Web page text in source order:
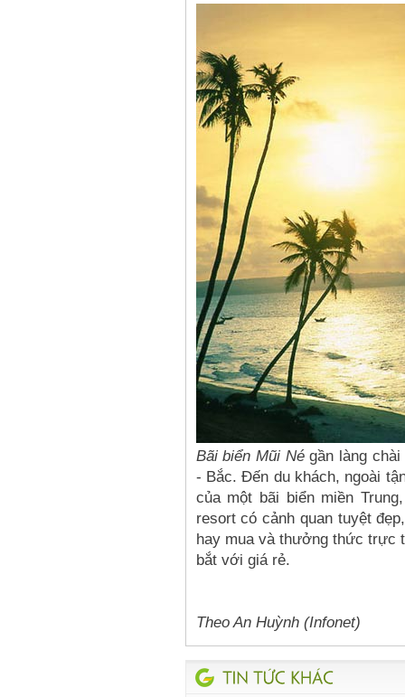
Bãi biển Mũi Négần làng chài
- Bắc. Đến du khách, ngoài
của một bãi biển miền
resort có cảnh quan tuyệt
hay mua và thưởng thức trực
bắt với giá rẻ.
Theo An Huỳnh (Infonet)